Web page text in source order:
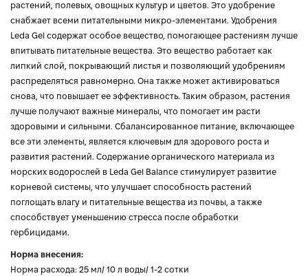
растений, полевых, овощных культур и цветов. Это удобрение
снабжает всеми питательными микро-элементами. Удобрения
Leda Gel содержат особое вещество, помогающее растениям лучше
впитывать питательные вещества. Это вещество работает как
липкий слой, покрывающий листья и позволяющий удобрениям
распределяться равномерно. Она также может активироваться
снова, что повышает ее эффективность. Таким образом, растения
лучше получают важные минералы, что помогает им расти
здоровыми и сильными. Сбалансированное питание, включающее
все эти элементы, является ключевым для здорового роста и
развития растений. Содержание органического материала из
морских водорослей в Leda Gel Balance стимулирует развитие
корневой системы, что улучшает способность растений
поглощать влагу и питательные вещества из почвы, а также
способствует уменьшению стресса после обработки
гербицидами.
Норма внесения:
Норма расхода: 25 мл/ 10 л воды/ 1-2 сотки